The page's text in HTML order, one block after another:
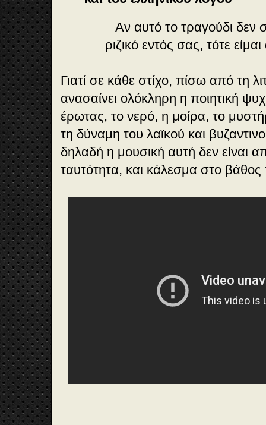
Αν αυτό το τραγούδι δεν
ριζικό εντός σας, τότε
Γιατί σε κάθε στίχο, πίσω από τη
ανασαίνει ολόκληρη η ποιητική
έρωτας, το νερό, η μοίρα, το
τη δύναμη του λαϊκού και
δηλαδή η μουσική αυτή δεν είναι
ταυτότητα, και κάλεσμα στο βάθος